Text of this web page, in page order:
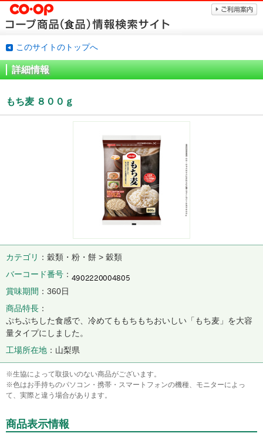
このサイトのトップへ
詳細情報
もち麦 ８００ｇ
カテゴリ
穀類・粉・餅 > 穀類
バーコード番号
賞味期間
360日
商品特長
ぷちぷちした食感で、冷めてももちもちおいしい「もち麦」を大容
量タイプにしました。
工場所在地
山梨県
※生協によって取扱いのない商品がございます。
※色はお手持ちのパソコン・携帯・スマートフォンの機種、モニターによっ
て、実際と違う場合があります。
商品表示情報